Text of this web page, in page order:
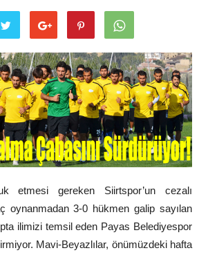
etmesi gereken Siirtspor’un cezalı
oynanmadan 3-0 hükmen galip sayılan
ilimizi temsil eden Payas Belediyespor
Mavi-Beyazlılar, önümüzdeki hafta